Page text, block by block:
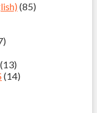
(85)
(13)
(14)